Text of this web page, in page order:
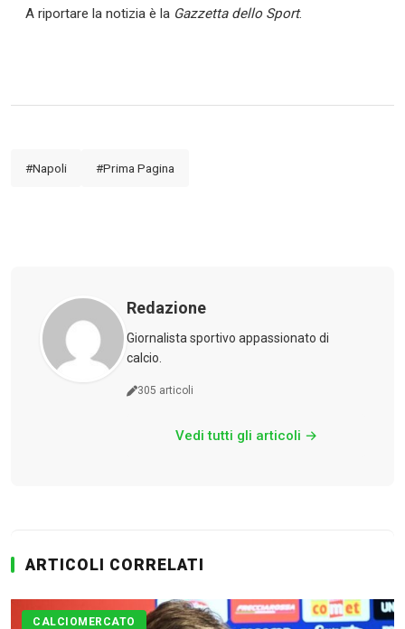
Calciomercato
Contatti
Collabora con noi
A riportare la notizia è la Gazzetta dello Sport.
#Napoli #Prima Pagina
Redazione
Giornalista sportivo appassionato di
calcio.
305 articoli
Vedi tutti gli articoli →
ARTICOLI CORRELATI
CALCIOMERCATO